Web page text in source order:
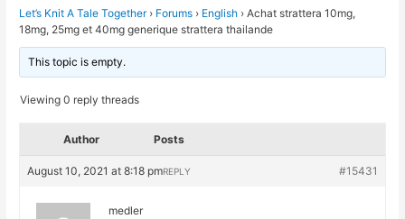
Let’s Knit A Tale Together › Forums › English › Achat strattera 10mg,
18mg, 25mg et 40mg generique strattera thailande
This topic is empty.
Viewing 0 reply threads
Author Posts
August 10, 2021 at 8:18 pm #15431
REPLY
medler